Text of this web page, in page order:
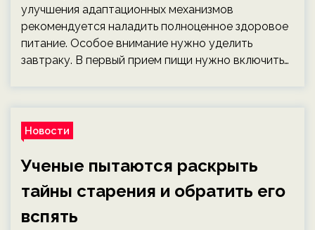
улучшения адаптационных механизмов
рекомендуется наладить полноценное здоровое
питание. Особое внимание нужно уделить
завтраку. В первый прием пищи нужно включить…
Новости
Ученые пытаются раскрыть
тайны старения и обратить его
вспять